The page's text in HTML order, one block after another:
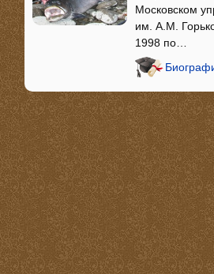
Московском
им. А.М.
1998 по…